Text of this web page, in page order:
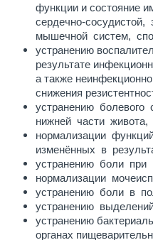
функции и состояние
сердечно-сосудистой,
мышечной систем,
устранению
результате
а также
снижения
устранению
нижней части живота,
нормализации
изменённых в
устранению боли при
нормализации
устранению боли в
устранению
устранению
органах